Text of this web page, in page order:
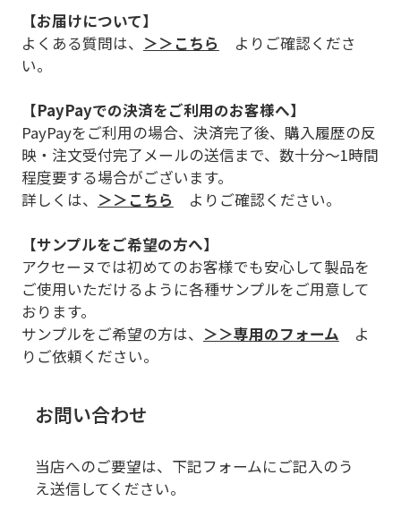
【お届けについて】
よくある質問は、 ＞＞こちら
よりご確認くださ
い。
【PayPayでの決済をご利用のお客様へ】
PayPayをご利用の場合、決済完了後、購入履歴の反
映・注文受付完了メールの送信まで、数十分～1時間
程度要する場合がございます。
詳しくは、 ＞＞こちら よりご確認ください。
【サンプルをご希望の方へ】
アクセーヌでは初めてのお客様でも安心して製品を
ご使用いただけるように各種サンプルをご用意して
おります。
サンプルをご希望の方は、 ＞＞専用のフォーム よ
りご依頼ください。
お問い合わせ
当店へのご要望は、下記フォームにご記入のう
え送信してください。